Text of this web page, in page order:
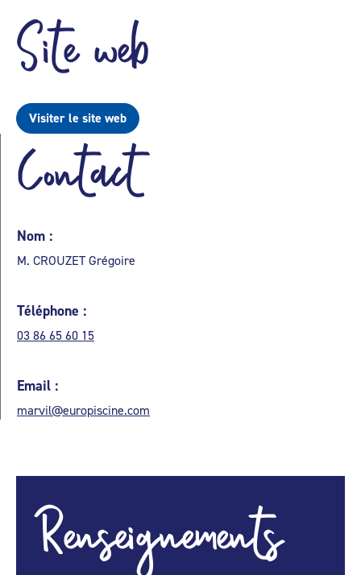
Site web
Visiter le site web
Contact
Nom :
M. CROUZET Grégoire
Téléphone :
03 86 65 60 15
Email :
marvil@europiscine.com
Renseignements